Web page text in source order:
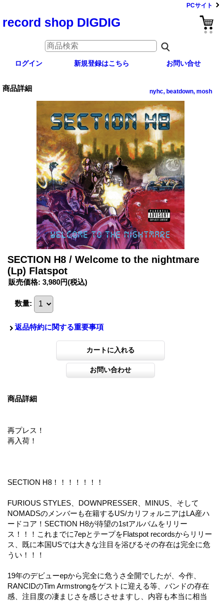
PCサイト
record shop DIGDIG
ログイン 新規登録はこちら お問い合せ
商品詳細 nyhc, beatdown, mosh
SECTION H8 / Welcome to the nightmare
(Lp) Flatspot
販売価格: 3,980円(税込)
数量:
返品特約に関する重要事項
商品詳細
再プレス！
再入荷！
SECTION H8！！！！！！！
FURIOUS STYLES、DOWNPRESSER、MINUS、そして
NOMADSのメンバーも在籍するUS/カリフォルニアはLA産ハ
ードコア！SECTION H8が待望の1stアルバムをリリー
ス！！！これまでに7epとテープをFlatspot recordsからリリー
ス、既に本国USでは大きな注目を浴びるその存在は完全に危
うい！！！
19年のデビューepから完全に危うさ全開でしたが、今作、
RANCIDのTim Armstrongをゲストに迎える等、バンドの存在
感、注目度の凄まじさを感じさせますし、内容も本当に相当